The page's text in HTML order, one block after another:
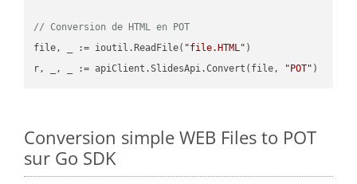
// Conversion de HTML en POT
file, _ := ioutil.ReadFile( "file.HTML" )
r, _, _ := apiClient.SlidesApi.Convert(file,
"POT"
Conversion simple WEB Files to POT
sur Go SDK